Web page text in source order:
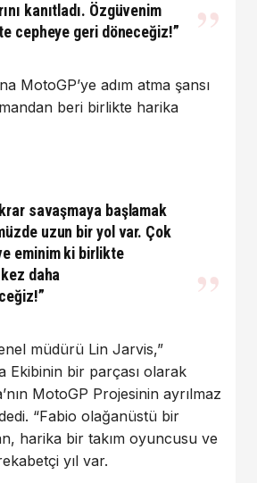
kanıtladı. Özgüvenim
cepheye geri döneceğiz!”
MotoGP’ye adım atma şansı
beri birlikte harika
savaşmaya başlamak
uzun bir yol var. Çok
eminim ki birlikte
daha
müdürü Lin Jarvis,”
Ekibinin bir parçası olarak
MotoGP Projesinin ayrılmaz
“Fabio olağanüstü bir
harika bir takım oyuncusu ve
yıl var.